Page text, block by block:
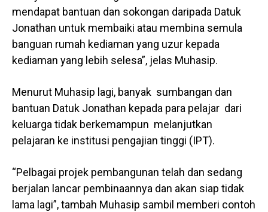
mendapat bantuan dan sokongan daripada Datuk
Jonathan untuk membaiki atau membina semula
banguan rumah kediaman yang uzur kepada
kediaman yang lebih selesa”, jelas Muhasip.
Menurut Muhasip lagi, banyak sumbangan dan
bantuan Datuk Jonathan kepada para pelajar dari
keluarga tidak berkemampun melanjutkan
pelajaran ke institusi pengajian tinggi (IPT).
“Pelbagai projek pembangunan telah dan sedang
berjalan lancar pembinaannya dan akan siap tidak
lama lagi”, tambah Muhasip sambil memberi contoh